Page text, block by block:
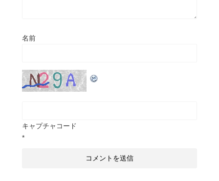
名前
キャプチャコード
*